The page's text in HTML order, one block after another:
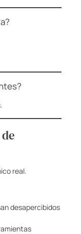
real.
desapercibidos